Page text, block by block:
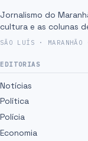
Jornalismo do
cultura e as colunas
SÃO LUÍS · MARANHÃO
EDITORIAS
Notícias
Política
Polícia
Economia